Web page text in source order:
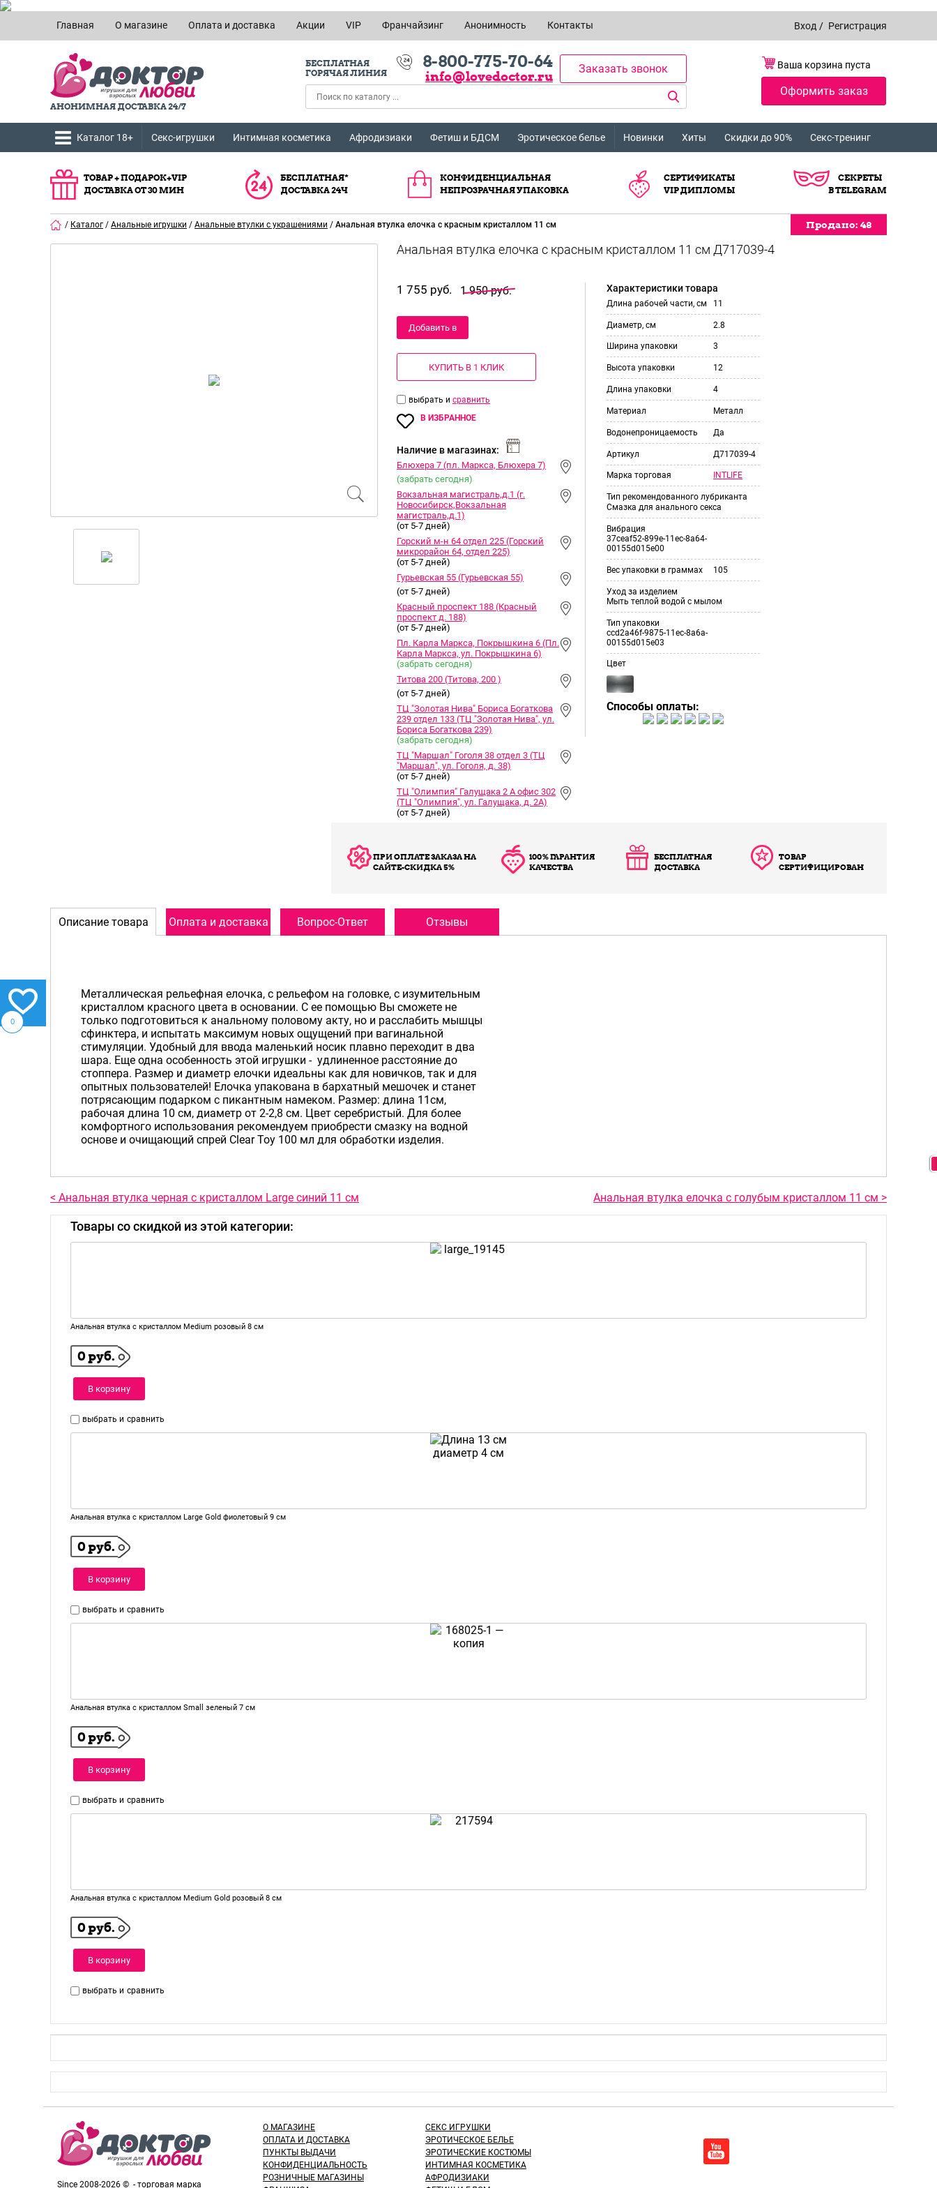
Главная О магазине Оплата и доставка Акции VIP Франчайзинг Анонимность Контакты Вход / Регистрация
АНОНИМНАЯ ДОСТАВКА 24/7
БЕСПЛАТНАЯ
ГОРЯЧАЯ ЛИНИЯ
8-800-775-70-64
info@lovedoctor.ru
Заказать звонок Ваша корзина пуста
Оформить заказ
Каталог 18+ Секс-игрушки Интимная косметика Афродизиаки Фетиш и БДСМ Эротическое белье Новинки Хиты Скидки до 90% Секс-тренинг
ТОВАР + ПОДАРОК+VIP
ДОСТАВКА ОТ 30 МИН
БЕСПЛАТНАЯ*
ДОСТАВКА 24Ч
КОНФИДЕНЦИАЛЬНАЯ
НЕПРОЗРАЧНАЯ УПАКОВКА
СЕРТИФИКАТЫ
VIP ДИПЛОМЫ
СЕКРЕТЫ
В TELEGRAM
/ Каталог / Анальные игрушки / Анальные втулки с украшениями / Анальная втулка елочка с красным кристаллом 11 см Продано: 48
1 755 руб. 1 950 руб.
Добавить в
корзину
КУПИТЬ В 1 КЛИК
выбрать и сравнить
В ИЗБРАННОЕ
Наличие в магазинах:
Блюхера 7 (пл. Маркса, Блюхера 7)
(забрать сегодня)
Вокзальная магистраль,д.1 (г.
Новосибирск,Вокзальная
магистраль,д.1)
(от 5-7 дней)
Горский м-н 64 отдел 225 (Горский
микрорайон 64, отдел 225)
(от 5-7 дней)
Гурьевская 55 (Гурьевская 55)
(от 5-7 дней)
Красный проспект 188 (Красный
проспект д. 188)
(от 5-7 дней)
Пл. Карла Маркса, Покрышкина 6 (Пл.
Карла Маркса, ул. Покрышкина 6)
(забрать сегодня)
Титова 200 (Титова, 200 )
(от 5-7 дней)
ТЦ "Золотая Нива" Бориса Богаткова
239 отдел 133 (ТЦ "Золотая Нива", ул.
Бориса Богаткова 239)
(забрать сегодня)
ТЦ "Маршал" Гоголя 38 отдел 3 (ТЦ
"Маршал", ул. Гоголя, д. 38)
(от 5-7 дней)
ТЦ "Олимпия" Галущака 2 А офис 302
(ТЦ "Олимпия", ул. Галущака, д. 2А)
(от 5-7 дней)
Характеристики товара
Длина рабочей части, см 11
Диаметр, см 2.8
Ширина упаковки 3
Высота упаковки 12
Длина упаковки 4
Материал Металл
Водонепроницаемость Да
Артикул Д717039-4
Марка торговая INTLIFE
Тип рекомендованного лубриканта
Смазка для анального секса
Вибрация
37ceaf52-899e-11ec-8a64-
00155d015e00
Вес упаковки в граммах 105
Уход за изделием
Мыть теплой водой с мылом
Тип упаковки
ccd2a46f-9875-11ec-8a6a-
00155d015e03
Цвет
Способы оплаты:
ПРИ ОПЛАТЕ ЗАКАЗА НА
САЙТЕ-СКИДКА 5%
100% ГАРАНТИЯ
КАЧЕСТВА
БЕСПЛАТНАЯ
ДОСТАВКА
ТОВАР
СЕРТИФИЦИРОВАН
Описание товара Оплата и доставка Вопрос-Ответ Отзывы
Металлическая рельефная елочка, с рельефом на головке, с изумительным
кристаллом красного цвета в основании. С ее помощью Вы сможете не
только подготовиться к анальному половому акту, но и расслабить мышцы
сфинктера, и испытать максимум новых ощущений при вагинальной
стимуляции. Удобный для ввода маленький носик плавно переходит в два
шара. Еще одна особенность этой игрушки - удлиненное расстояние до
стоппера. Размер и диаметр елочки идеальны как для новичков, так и для
опытных пользователей! Елочка упакована в бархатный мешочек и станет
потрясающим подарком с пикантным намеком. Размер: длина 11см,
рабочая длина 10 см, диаметр от 2-2,8 см. Цвет серебристый. Для более
комфортного использования рекомендуем приобрести смазку на водной
основе и очищающий спрей Clear Toy 100 мл для обработки изделия.
Анальная втулка елочка с голубым кристаллом 11 см >
< Анальная втулка черная с кристаллом Large синий 11 см
Товары со скидкой из этой категории:
Анальная втулка с кристаллом Medium розовый 8 см
0 руб.
В корзину
выбрать и сравнить
Анальная втулка с кристаллом Large Gold фиолетовый 9 см
0 руб.
В корзину
выбрать и сравнить
Анальная втулка с кристаллом Small зеленый 7 см
0 руб.
В корзину
выбрать и сравнить
Анальная втулка с кристаллом Medium Gold розовый 8 см
0 руб.
В корзину
выбрать и сравнить
Since 2008-2026 © - торговая марка
О МАГАЗИНЕ
ОПЛАТА И ДОСТАВКА
ПУНКТЫ ВЫДАЧИ
КОНФИДЕНЦИАЛЬНОСТЬ
РОЗНИЧНЫЕ МАГАЗИНЫ
СЕКС ИГРУШКИ
ЭРОТИЧЕСКОЕ БЕЛЬЕ
ЭРОТИЧЕСКИЕ КОСТЮМЫ
ИНТИМНАЯ КОСМЕТИКА
АФРОДИЗИАКИ
0